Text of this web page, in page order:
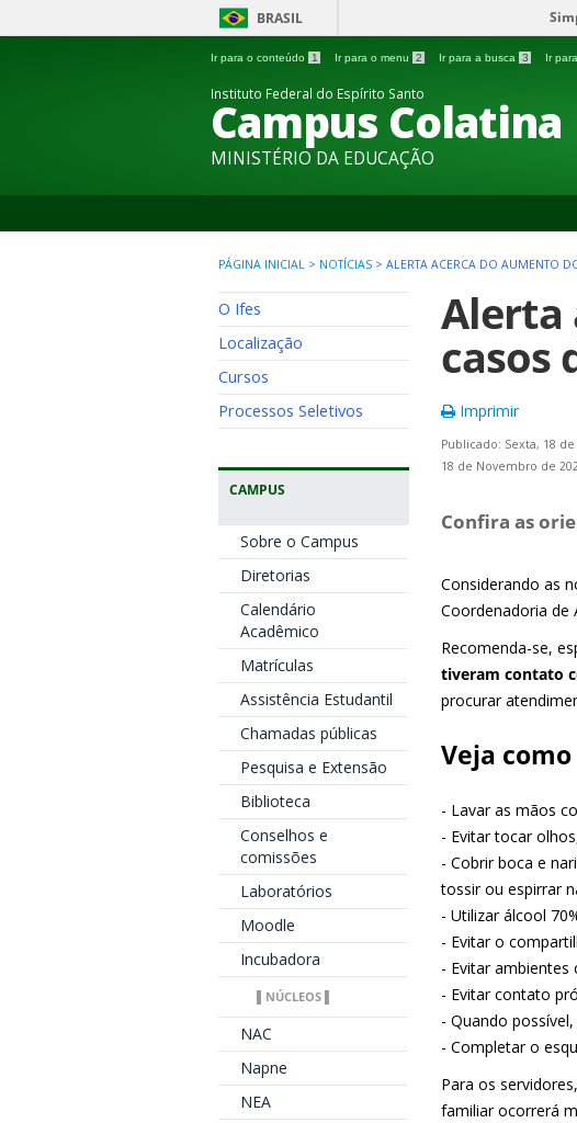
BRASIL
Ir para o conteúdo 1 Ir para o menu 2 Ir para a busca 3 Ir
Instituto Federal do Espírito Santo
Campus Colatina
MINISTÉRIO DA EDUCAÇÃO
PÁGINA INICIAL > NOTÍCIAS > ALERTA ACERCA DO AUMENTO
O Ifes
Localização
Cursos
Processos Seletivos
CAMPUS
Sobre o Campus
Diretorias
Calendário
Acadêmico
Matrículas
Assistência Estudantil
Chamadas públicas
Pesquisa e Extensão
Biblioteca
Conselhos e
comissões
Laboratórios
Moodle
Incubadora
▌NÚCLEOS ▌
NAC
Napne
NEA
Alerta
casos
Imprimir
Publicado: Sexta, 18
18 de Novembro de
Confira as
Considerando as
Coordenadoria de
Recomenda-se,
tiveram contato
procurar
Veja
- Lavar as mãos
- Evitar tocar
- Cobrir boca e
tossir ou espirrar
- Utilizar álcool
- Evitar o
- Evitar ambientes
- Evitar contato
- Quando
- Completar o
Para os
familiar ocorrerá